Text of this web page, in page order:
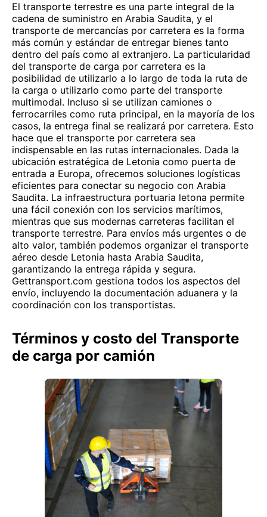
El transporte terrestre es una parte integral de la
cadena de suministro en Arabia Saudita, y el
transporte de mercancías por carretera es la forma
más común y estándar de entregar bienes tanto
dentro del país como al extranjero. La particularidad
del transporte de carga por carretera es la
posibilidad de utilizarlo a lo largo de toda la ruta de
la carga o utilizarlo como parte del transporte
multimodal. Incluso si se utilizan camiones o
ferrocarriles como ruta principal, en la mayoría de los
casos, la entrega final se realizará por carretera. Esto
hace que el transporte por carretera sea
indispensable en las rutas internacionales. Dada la
ubicación estratégica de Letonia como puerta de
entrada a Europa, ofrecemos soluciones logísticas
eficientes para conectar su negocio con Arabia
Saudita. La infraestructura portuaria letona permite
una fácil conexión con los servicios marítimos,
mientras que sus modernas carreteras facilitan el
transporte terrestre. Para envíos más urgentes o de
alto valor, también podemos organizar el transporte
aéreo desde Letonia hasta Arabia Saudita,
garantizando la entrega rápida y segura.
Gettransport.com gestiona todos los aspectos del
envío, incluyendo la documentación aduanera y la
coordinación con los transportistas.
Términos y costo del Transporte
de carga por camión